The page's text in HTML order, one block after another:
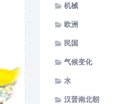
机械
欧洲
民国
气候变化
水
汉晋南北朝